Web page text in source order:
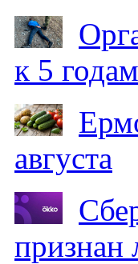
к 5
августа
признан